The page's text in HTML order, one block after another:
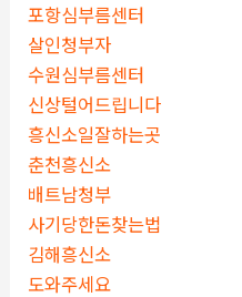
포항심부름센터
살인청부자
수원심부름센터
신상털어드립니다
흥신소일잘하는곳
춘천흥신소
배트남청부
사기당한돈찾는법
김해흥신소
도와주세요